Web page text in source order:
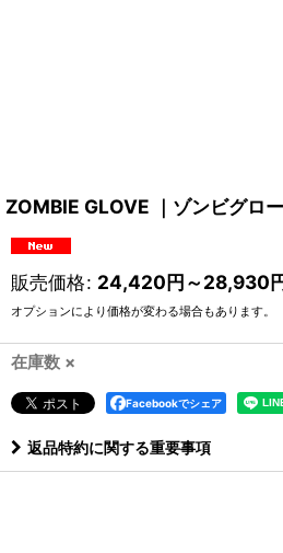
ZOMBIE GLOVE ｜ゾンビグロ
販売価格: 24,420円～28,930
オプションにより価格が変わる場合もあります。
在庫数 ×
Facebookでシェア
返品特約に関する重要事項